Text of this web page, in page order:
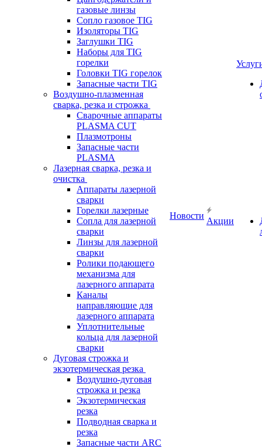
газовые линзы
Сопло газовое TIG
Изоляторы TIG
Заглушки TIG
Наборы для TIG
горелки
Головки TIG горелок
Запасные части TIG
Воздушно-плазменная
сварка, резка и строжка
Сварочные аппараты
PLASMA CUT
Плазмотроны
Запасные части
PLASMA
Лазерная сварка, резка и
очистка
Аппараты лазерной
сварки
Горелки лазерные
Сопла для лазерной
сварки
Линзы для лазерной
сварки
Ролики подающего
механизма для
лазерного аппарата
Каналы
направляющие для
лазерного аппарата
Уплотнительные
кольца для лазерной
сварки
Дуговая строжка и
экзотермическая резка
Воздушно-дуговая
строжка и резка
Экзотермическая
резка
Подводная сварка и
резка
Запасные части ARC
Новости
Акции